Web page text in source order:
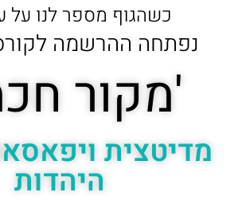
כשהגוף מספר לנו על
נפתחה ההרשמה לקורס
'מקור
מדיטצית
היהדות